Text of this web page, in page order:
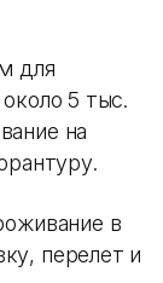
для
5 тыс.
на
в
перелет и